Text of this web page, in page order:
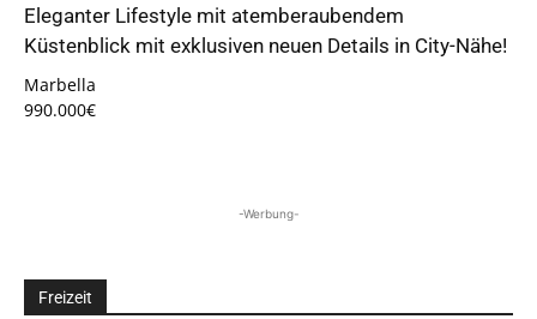
Eleganter Lifestyle mit atemberaubendem
Küstenblick mit exklusiven neuen Details in City-Nähe!
Marbella
990.000€
-Werbung-
Freizeit